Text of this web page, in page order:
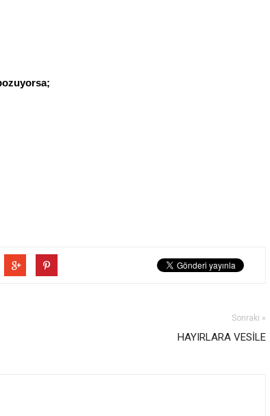
Sonraki »
HAYIRLARA VESİLE